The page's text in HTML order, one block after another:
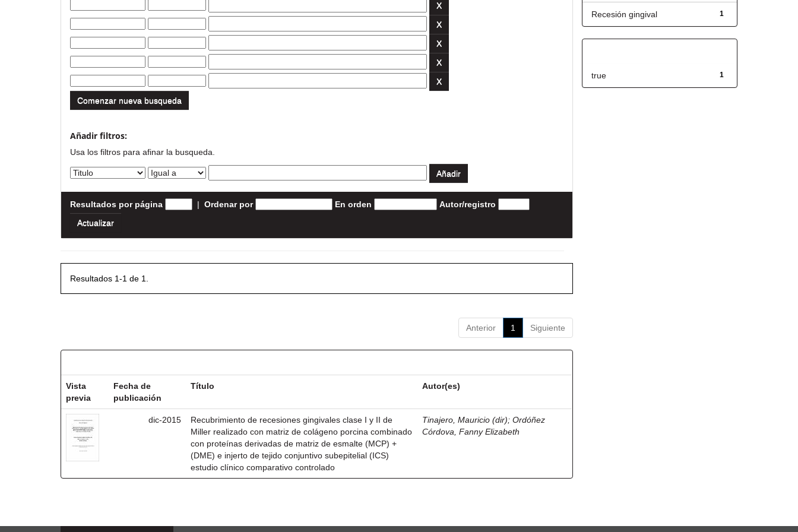
Comenzar nueva busqueda
Añadir filtros:
Usa los filtros para afinar la busqueda.
Resultados por página | Ordenar por En orden Autor/registro
Resultados 1-1 de 1.
Anterior 1 Siguiente
Vista
previa
Fecha de
publicación
Título Autor(es)
dic-2015
Recubrimiento de recesiones gingivales clase I y II de
Miller realizado con matriz de colágeno porcina combinado
con proteínas derivadas de matriz de esmalte (MCP) +
(DME) e injerto de tejido conjuntivo subepitelial (ICS)
estudio clínico comparativo controlado
Tinajero, Mauricio (dir);Ordóñez
Córdova, Fanny Elizabeth
1
Recesión gingival
1
true